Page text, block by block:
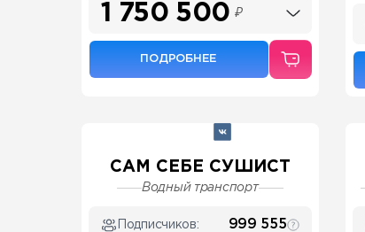
1 750 500 ₽
ПОДРОБНЕЕ
САМ СЕБЕ СУШИСТ
Водный транспорт
Подписчиков: 999 555